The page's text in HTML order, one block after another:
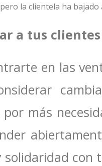
la clientela ha bajado
a tus
en las
por más
con